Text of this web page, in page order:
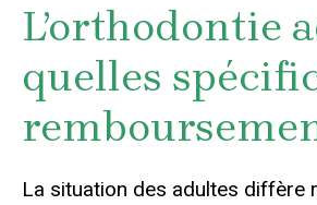
L’orthodontie
quelles
La situation des adultes diffère